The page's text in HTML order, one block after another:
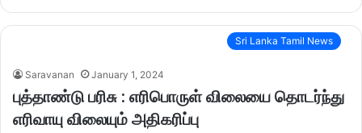
Sri Lanka Tamil News
Saravanan January 1, 2024
புத்தாண்டு பரிசு : எரிபொருள் விலையை தொடர்ந்து
எரிவாயு விலையும் அதிகரிப்பு